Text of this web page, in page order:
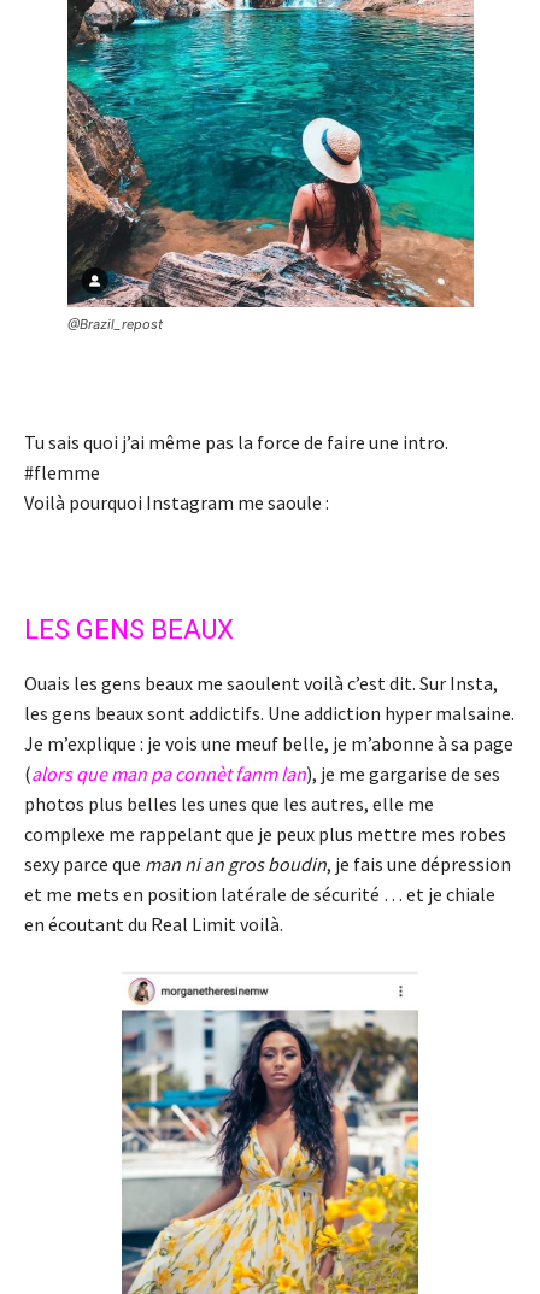
@Brazil_repost
Tu sais quoi j’ai même pas la force de faire une intro.
#flemme
Voilà pourquoi Instagram me saoule :
LES GENS BEAUX
Ouais les gens beaux me saoulent voilà c’est dit. Sur Insta,
les gens beaux sont addictifs. Une addiction hyper malsaine.
Je m’explique : je vois une meuf belle, je m’abonne à sa page
(alors que man pa connèt fanm lan), je me gargarise de ses
photos plus belles les unes que les autres, elle me
complexe me rappelant que je peux plus mettre mes robes
sexy parce que man ni an gros boudin, je fais une dépression
et me mets en position latérale de sécurité … et je chiale
en écoutant du Real Limit voilà.